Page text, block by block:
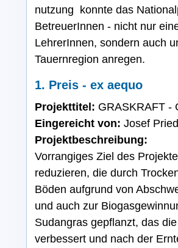
nutzung konnte das
BetreuerInnen - nicht nur
LehrerInnen, sondern auch
Tauernregion anregen.
1. Preis - ex aequo
Projekttitel: GRASKRAFT -
Eingereicht von: Josef
Projektbeschreibung:
Vorrangiges Ziel des
reduzieren, die durch
Böden aufgrund von
und auch zur
Sudangras gepflanzt, das
verbessert und nach der